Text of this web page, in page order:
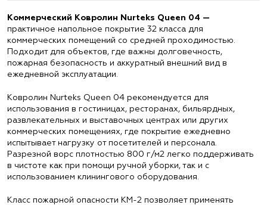
Коммерческий Ковролин Nurteks Queen 04 —
практичное напольное покрытие 32 класса для
коммерческих помещений со средней проходимостью.
Подходит для объектов, где важны долговечность,
пожарная безопасность и аккуратный внешний вид в
ежедневной эксплуатации.
Ковролин Nurteks Queen 04 рекомендуется для
использования в гостиницах, ресторанах, бильярдных,
развлекательных и выставочных центрах или других
коммерческих помещениях, где покрытие ежедневно
испытывает нагрузку от посетителей и персонала.
Разрезной ворс плотностью 800 г/м2 легко поддерживать
в чистоте как при помощи ручной уборки, так и с
использованием клинингового оборудования.
Класс пожарной опасности КМ-2 позволяет применять